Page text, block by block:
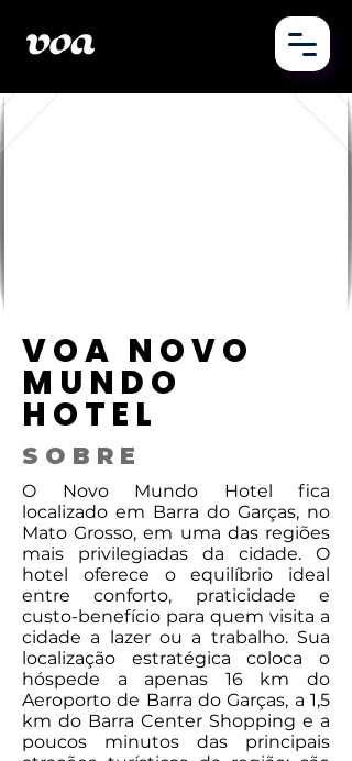
VOA NOVO
MUNDO
HOTEL
SOBRE
O Novo Mundo Hotel fica
localizado em Barra do Garças, no
Mato Grosso, em uma das regiões
mais privilegiadas da cidade. O
hotel oferece o equilíbrio ideal
entre conforto, praticidade e
custo-benefício para quem visita a
cidade a lazer ou a trabalho. Sua
localização estratégica coloca o
hóspede a apenas 16 km do
Aeroporto de Barra do Garças, a 1,5
km do Barra Center Shopping e a
poucos minutos das principais